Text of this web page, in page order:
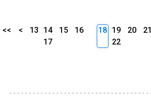
<< < 13 14 15
16
17
18 19 20
21
22